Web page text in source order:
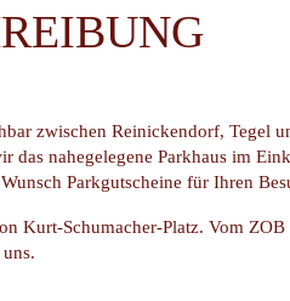
zwischen Reinickendorf, Tegel
nahegelegene Parkhaus im
Parkgutscheine für Ihren
Kurt-Schumacher-Platz. Vom